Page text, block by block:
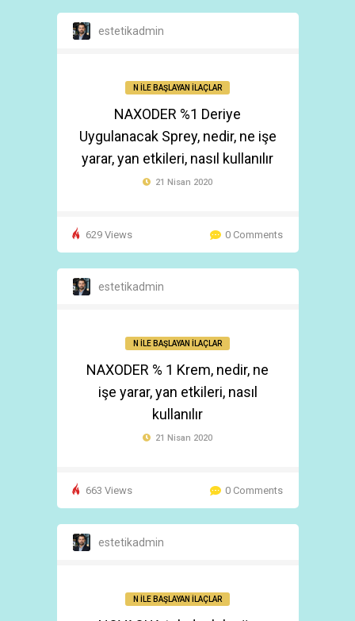
estetikadmin
N İLE BAŞLAYAN İLAÇLAR
NAXODER %1 Deriye
Uygulanacak Sprey, nedir, ne işe
yarar, yan etkileri, nasıl kullanılır
21 Nisan 2020
629 Views 0 Comments
estetikadmin
N İLE BAŞLAYAN İLAÇLAR
NAXODER % 1 Krem, nedir, ne
işe yarar, yan etkileri, nasıl
kullanılır
21 Nisan 2020
663 Views 0 Comments
estetikadmin
N İLE BAŞLAYAN İLAÇLAR